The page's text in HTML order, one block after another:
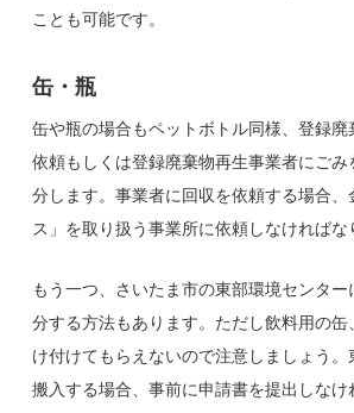
ことも可能です。
缶・瓶
缶や瓶の場合もペットボトル同様、登録
依頼もしくは登録廃棄物再生事業者にご
分します。事業者に回収を依頼する場合、
ス」を取り扱う事業所に依頼しなければな
もう一つ、さいたま市の東部環境センタ
分する方法もあります。ただし飲料用の缶
け付けてもらえないので注意しましょう。
搬入する場合、事前に申請書を提出しな